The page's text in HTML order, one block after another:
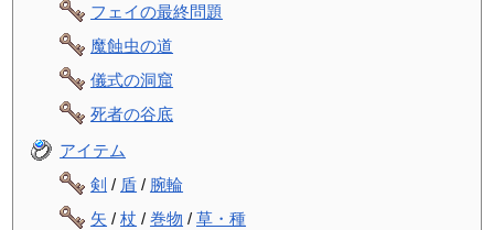
フェイの最終問題
魔蝕虫の道
儀式の洞窟
死者の谷底
アイテム
剣 / 盾 / 腕輪
矢 /杖 /巻物 /草・種